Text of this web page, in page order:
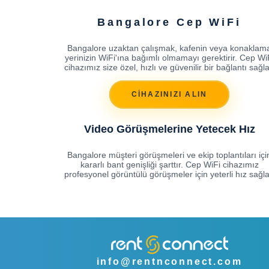
Bangalore Cep WiFi
Bangalore uzaktan çalışmak, kafenin veya
yerinizin WiFi'ına bağımlı olmamayı gerektirir. Cep
cihazımız size özel, hızlı ve güvenilir bir bağlantı
CİHAZINIZI ALIN
Video Görüşmelerine Yetecek Hız
Bangalore müşteri görüşmeleri ve ekip toplantıları
kararlı bant genişliği şarttır. Cep WiFi cihazımız
profesyonel görüntülü görüşmeler için yeterli hız
info@rentnconnect.com